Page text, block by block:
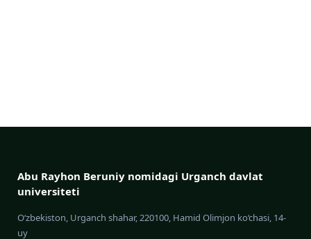
Abu Rayhon Beruniy nomidagi Urganch davlat
universiteti
O‘zbekiston, Urganch shahar, 220100, Hamid Olimjon ko‘chasi, 14-
uy